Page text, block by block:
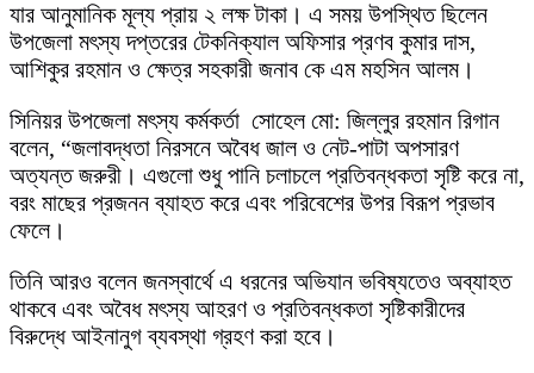
যার আনুমানিক মূল্য প্রায় ২ লক্ষ টাকা। এ সময় উপস্থিত ছিলেন
উপজেলা মৎস্য দপ্তরের টেকনিক্যাল অফিসার প্রণব কুমার দাস,
আশিকুর রহমান ও ক্ষেত্র সহকারী জনাব কে এম মহসিন আলম।
সিনিয়র উপজেলা মৎস্য কর্মকর্তা সোহেল মো: জিল্লুর রহমান রিগান
বলেন, “জলাবদ্ধতা নিরসনে অবৈধ জাল ও নেট-পাটা অপসারণ
অত্যন্ত জরুরী। এগুলো শুধু পানি চলাচলে প্রতিবন্ধকতা সৃষ্টি করে না,
বরং মাছের প্রজনন ব্যাহত করে এবং পরিবেশের উপর বিরূপ প্রভাব
ফেলে।
তিনি আরও বলেন জনস্বার্থে এ ধরনের অভিযান ভবিষ্যতেও অব্যাহত
থাকবে এবং অবৈধ মৎস্য আহরণ ও প্রতিবন্ধকতা সৃষ্টিকারীদের
বিরুদ্ধে আইনানুগ ব্যবস্থা গ্রহণ করা হবে।